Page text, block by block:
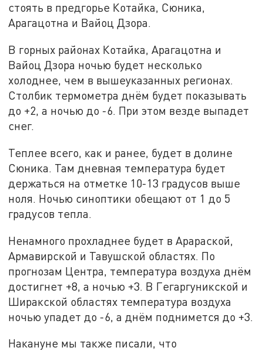
стоять в предгорье Котайка, Сюника,
Арагацотна и Вайоц Дзора.
В горных районах Котайка, Арагацотна и
Вайоц Дзора ночью будет несколько
холоднее, чем в вышеуказанных регионах.
Столбик термометра днём будет показывать
до +2, а ночью до -6. При этом везде выпадет
снег.
Теплее всего, как и ранее, будет в долине
Сюника. Там дневная температура будет
держаться на отметке 10-13 градусов выше
ноля. Ночью синоптики обещают от 1 до 5
градусов тепла.
Ненамного прохладнее будет в Арараской,
Армавирской и Тавушской областях. По
прогнозам Центра, температура воздуха днём
достигнет +8, а ночью +3. В Гегаргуникской и
Ширакской областях температура воздуха
ночью упадет до -6, а днём поднимется до +3.
Накануне мы также писали, что